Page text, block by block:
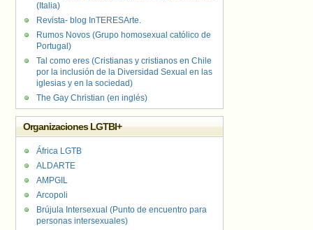
(Italia)
Revista- blog InTERESArte.
Rumos Novos (Grupo homosexual católico de
Portugal)
Tal como eres (Cristianas y cristianos en Chile
por la inclusión de la Diversidad Sexual en las
iglesias y en la sociedad)
The Gay Christian (en inglés)
Organizaciones LGTBI+
África LGTB
ALDARTE
AMPGIL
Arcopoli
Brújula Intersexual (Punto de encuentro para
personas intersexuales)